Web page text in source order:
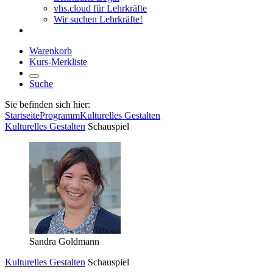
vhs.cloud für Lehrkräfte
Wir suchen Lehrkräfte!
Warenkorb
Kurs-Merkliste
Suche
Sie befinden sich hier:
StartseiteProgrammKulturelles Gestalten
Kulturelles Gestalten Schauspiel
Sandra Goldmann
Kulturelles Gestalten Schauspiel